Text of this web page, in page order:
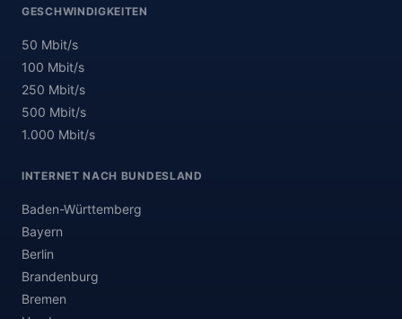
GESCHWINDIGKEITEN
50 Mbit/s
100 Mbit/s
250 Mbit/s
500 Mbit/s
1.000 Mbit/s
INTERNET NACH BUNDESLAND
Baden-Württemberg
Bayern
Berlin
Brandenburg
Bremen